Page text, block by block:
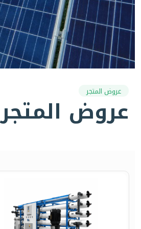
عروض المتجر
عروض المتجر